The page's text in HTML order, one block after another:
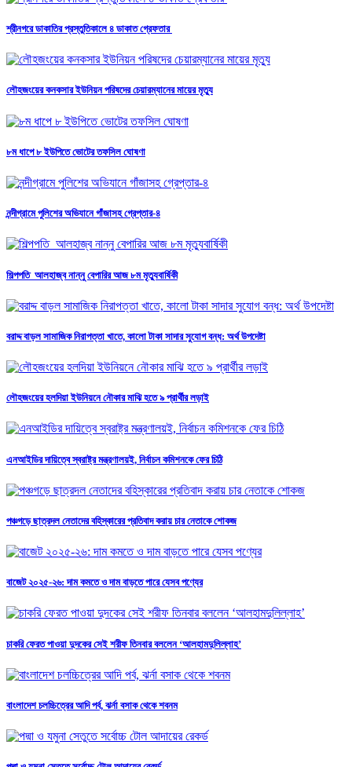
শ্রীনগরে ডাকাতির প্রস্তুতিকালে ৪ ডাকাত গ্রেফতার
লৌহজংয়ের কনকসার ইউনিয়ন পরিষদের চেয়ারম্যানের মায়ের মৃত্যু
৮ম ধাপে ৮ ইউপিতে ভোটের তফসিল ঘোষণা
নন্দীগ্রামে পুলিশের অভিযানে গাঁজাসহ গ্রেপ্তার-৪
শিল্পপতি আলহাজ্ব নান্নু বেপারির আজ ৮ম মৃত্যুবার্ষিকী
বরাদ্দ বাড়ল সামাজিক নিরাপত্তা খাতে, কালো টাকা সাদার সুযোগ বন্ধ: অর্থ উপদেষ্টা
লৌহজংয়ের হলদিয়া ইউনিয়নে নৌকার মাঝি হতে ৯ প্রার্থীর লড়াই
এনআইডির দায়িত্বে স্বরাষ্ট্র মন্ত্রণালয়ই, নির্বাচন কমিশনকে ফের চিঠি
পঞ্চগড়ে ছাত্রদল নেতাদের বহিস্কারের প্রতিবাদ করায় চার নেতাকে শোকজ
বাজেট ২০২৫-২৬: দাম কমতে ও দাম বাড়তে পারে যেসব পণ্যের
চাকরি ফেরত পাওয়া দুদকের সেই শরীফ তিনবার বললেন ‘আলহামদুলিল্লাহ’
বাংলাদেশ চলচ্চিত্রের আদি পর্ব, ঝর্না বসাক থেকে শবনম